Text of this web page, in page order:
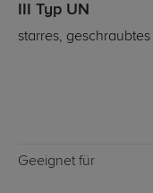
III Typ UN
starres, geschraubtes
Geeignet für